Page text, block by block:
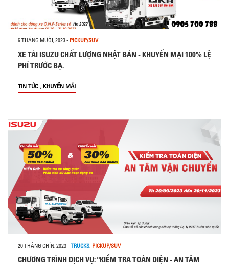
6 THÁNG MƯỜI, 2023- PICKUP/SUV
XE TẢI ISUZU CHẤT LƯỢNG NHẬT BẢN - KHUYẾN MẠI 100% LỆ
PHÍ TRƯỚC BẠ.
TIN TỨC , KHUYẾN MÃI
20 THÁNG CHÍN, 2023- TRUCKS, PICKUP/SUV
CHƯƠNG TRÌNH DỊCH VỤ: "KIỂM TRA TOÀN DIỆN - AN TÂM